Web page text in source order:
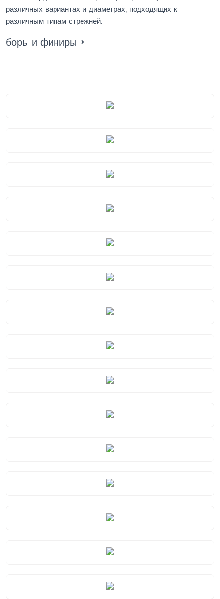
различных вариантах и диаметрах, подходящих к
различным типам стрежней.
боры и финиры >